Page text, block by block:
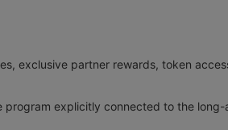
exclusive partner rewards, token
program explicitly connected to the